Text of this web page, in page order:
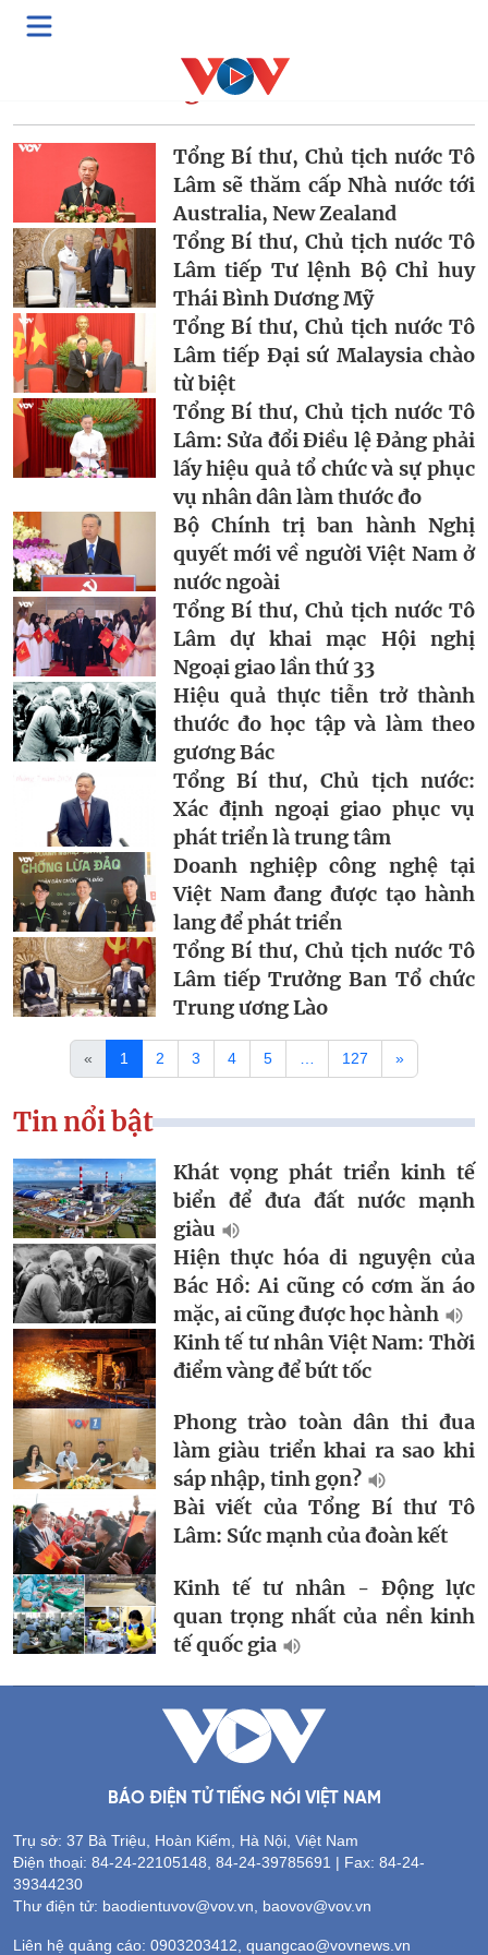
Tổng Bí thư Tô Lâm
Tổng Bí thư, Chủ tịch nước Tô
Lâm sẽ thăm cấp Nhà nước tới
Australia, New Zealand
Tổng Bí thư, Chủ tịch nước Tô
Lâm tiếp Tư lệnh Bộ Chỉ huy
Thái Bình Dương Mỹ
Tổng Bí thư, Chủ tịch nước Tô
Lâm tiếp Đại sứ Malaysia chào
từ biệt
Tổng Bí thư, Chủ tịch nước Tô
Lâm: Sửa đổi Điều lệ Đảng phải
lấy hiệu quả tổ chức và sự phục
vụ nhân dân làm thước đo
Bộ Chính trị ban hành Nghị
quyết mới về người Việt Nam ở
nước ngoài
Tổng Bí thư, Chủ tịch nước Tô
Lâm dự khai mạc Hội nghị
Ngoại giao lần thứ 33
Hiệu quả thực tiễn trở thành
thước đo học tập và làm theo
gương Bác
Tổng Bí thư, Chủ tịch nước:
Xác định ngoại giao phục vụ
phát triển là trung tâm
Doanh nghiệp công nghệ tại
Việt Nam đang được tạo hành
lang để phát triển
Tổng Bí thư, Chủ tịch nước Tô
Lâm tiếp Trưởng Ban Tổ chức
Trung ương Lào
« 1 2 3 4 5 127 »
Tin nổi bật
Khát vọng phát triển kinh tế
biển để đưa đất nước mạnh
giàu
Hiện thực hóa di nguyện của
Bác Hồ: Ai cũng có cơm ăn áo
mặc, ai cũng được học hành
Kinh tế tư nhân Việt Nam: Thời
điểm vàng để bứt tốc
Phong trào toàn dân thi đua
làm giàu triển khai ra sao khi
sáp nhập, tinh gọn?
Bài viết của Tổng Bí thư Tô
Lâm: Sức mạnh của đoàn kết
Kinh tế tư nhân - Động lực
quan trọng nhất của nền kinh
tế quốc gia
BÁO ĐIỆN TỬ TIẾNG NÓI VIỆT NAM
Trụ sở: 37 Bà Triệu, Hoàn Kiếm, Hà Nội, Việt Nam
Điện thoại: 84-24-22105148, 84-24-39785691 | Fax: 84-24-
39344230
Thư điện tử: baodientuvov@vov.vn, baovov@vov.vn
Liên hệ quảng cáo: 0903203412, quangcao@vovnews.vn